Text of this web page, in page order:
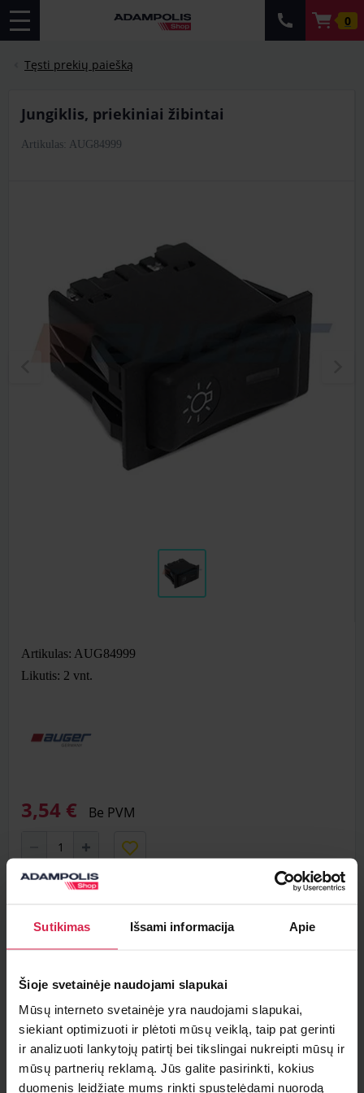
Sutikimas Išsami informacija Apie
Šioje svetainėje naudojami slapukai
Mūsų interneto svetainėje yra naudojami slapukai,
siekiant optimizuoti ir plėtoti mūsų veiklą, taip pat gerinti
ir analizuoti lankytojų patirtį bei tikslingai nukreipti mūsų ir
mūsų partnerių reklamą. Jūs galite pasirinkti, kokius
duomenis leidžiate mums rinkti spustelėdami nuorodą
0
Tęsti prekių paiešką
jungiklis, priekiniai žibintai
Artikulas: AUG84999
Artikulas: AUG84999
Likutis: 2 vnt.
3,54 € Be PVM
Teirautis apie prekę
Radai pigiau ?